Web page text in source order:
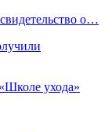
о…
ухода»